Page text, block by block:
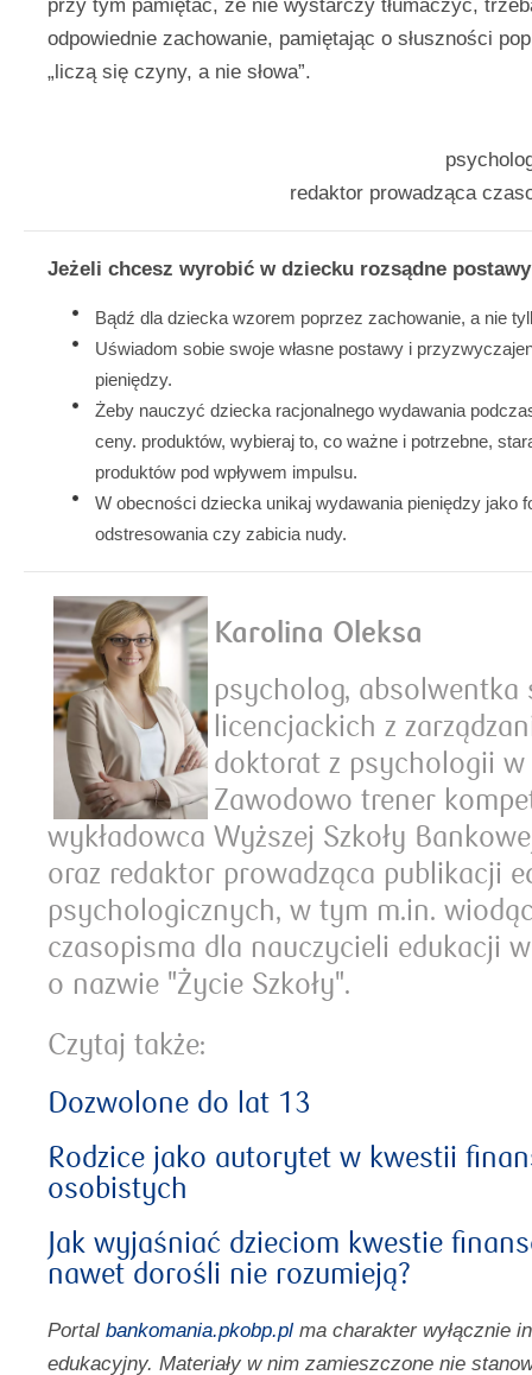
przy tym pamiętać, że nie wystarczy tłumaczyć,
odpowiednie zachowanie, pamiętając o słuszności
„liczą się czyny, a nie słowa”.
redaktor prowadząca
Jeżeli chcesz wyrobić w dziecku rozsądne
Bądź dla dziecka wzorem poprzez zachowanie, a nie
Uświadom sobie swoje własne postawy i
pieniędzy.
Żeby nauczyć dziecka racjonalnego wydawania
ceny. produktów, wybieraj to, co ważne i potrzebne,
produktów pod wpływem impulsu.
W obecności dziecka unikaj wydawania pieniędzy jako
odstresowania czy zabicia nudy.
Karolina Oleksa
psycholog, absolwentka
licencjackich z
doktorat z psychologii w
Zawodowo trener
wykładowca Wyższej Szkoły
oraz redaktor prowadząca publikacji
psychologicznych, w tym m.in.
czasopisma dla nauczycieli edukacji
o nazwie "Życie Szkoły".
Czytaj także:
Dozwolone do lat 13
Rodzice jako autorytet w kwestii
osobistych
Jak wyjaśniać dzieciom kwestie
nawet dorośli nie rozumieją?
Portal bankomania.pkobp.pl ma charakter wyłącznie
edukacyjny. Materiały w nim zamieszczone nie